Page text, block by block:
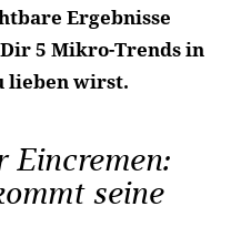
Ergebnisse
5 Mikro-Trends in
lieben wirst.
Eincremen:
seine